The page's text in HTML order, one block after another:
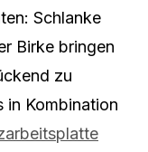
Schlanke
Birke bringen
zu
in Kombination